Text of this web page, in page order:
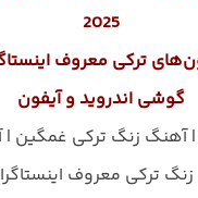
2025
ترکی معروف
گوشی اندروید و آیفون
آهنگ زنگ ترکی غمگین |
ترکی معروف